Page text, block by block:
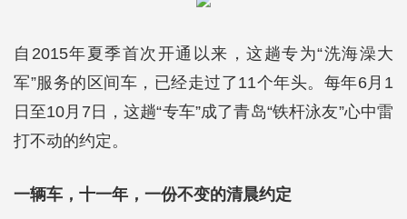
自2015年夏季首次开通以来，这趟专为“洗海澡大
军”服务的区间车，已经走过了11个年头。每年6月1
日至10月7日，这趟“专车”成了青岛“铁杆泳友”心中雷
打不动的约定。
一辆车，十一年，一份不变的清晨约定